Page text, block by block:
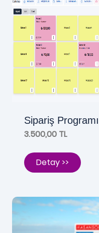
Sipariş
3.500,00 TL
Detay >>